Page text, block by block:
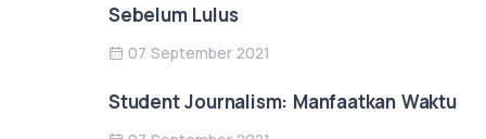
Sebelum Lulus
07 September 2021
Student Journalism: Manfaatkan Waktu